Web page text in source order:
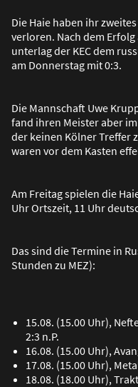
Die Haie haben ihr
verloren. Nach dem
unterlag der KEC dem
am Donnerstag mit 0:3.
Die Mannschaft Uwe
fand ihren Meister aber
der keinen Kölner Treffer
waren vor dem Kasten
Am Freitag spielen die
Uhr Ortszeit, 11 Uhr
Das sind die Termine in
Stunden zu MEZ):
15.08. (15.00 Uhr),
2:3 n.P.
16.08. (15.00 Uhr),
17.08. (15.00 Uhr),
18.08. (18.00 Uhr),